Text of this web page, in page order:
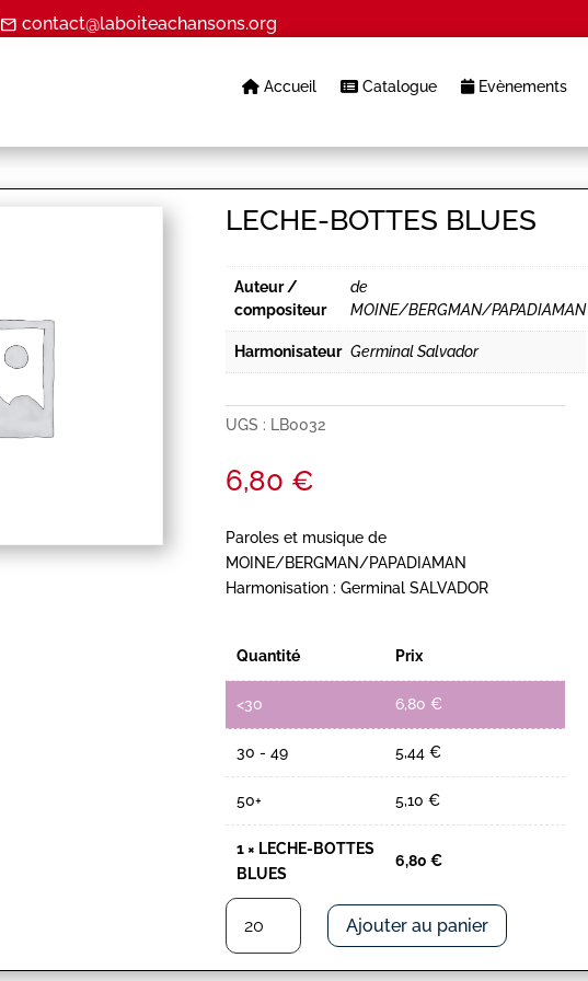
mail contact@laboiteachansons.org
Accueil Catalogue Evènements
LECHE-BOTTES BLUES
Auteur /
compositeur
de
MOINE/BERGMAN/PAPADIAMAN
Harmonisateur Germinal Salvador
UGS : LB0032
6,80 €
Paroles et musique de
MOINE/BERGMAN/PAPADIAMAN
Harmonisation : Germinal SALVADOR
Quantité Prix
<30 6,80 €
30 - 49 5,44 €
50+ 5,10 €
1 × LECHE-BOTTES
BLUES
6,80 €
quantité
LECHE-
Ajouter au panier